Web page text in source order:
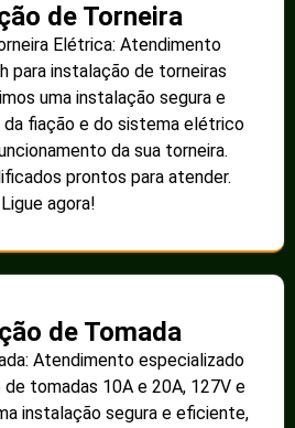
de Torneira
Elétrica: Atendimento
para instalação de torneiras
uma instalação segura e
fiação e do sistema elétrico
da sua torneira.
prontos para atender.
Ligue agora!
de Tomada
Atendimento especializado
tomadas 10A e 20A, 127V e
instalação segura e eficiente,